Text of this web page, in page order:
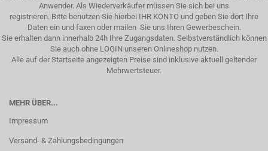
Anwender. Als Wiederverkäufer müssen Sie sich bei uns
registrieren. Bitte benutzen Sie hierbei IHR KONTO und geben Sie dort Ihre
Daten ein und faxen oder mailen Sie uns Ihren Gewerbeschein.
Sie erhalten dann innerhalb 24h Ihre Zugangsdaten. Selbstverständlich können
Sie auch ohne LOGIN unseren Onlineshop nutzen.
Alle auf der Startseite angezeigten Preise sind inklusive aktuell geltender
Mehrwertsteuer.
MEHR ÜBER...
Impressum
Versand- & Zahlungsbedingungen